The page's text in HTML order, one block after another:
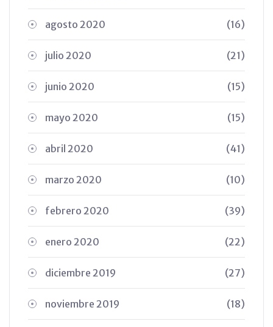
agosto 2020 (16)
julio 2020 (21)
junio 2020 (15)
mayo 2020 (15)
abril 2020 (41)
marzo 2020 (10)
febrero 2020 (39)
enero 2020 (22)
diciembre 2019 (27)
noviembre 2019 (18)